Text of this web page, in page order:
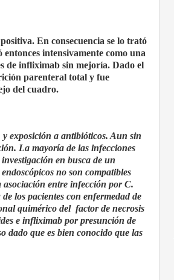
En consecuencia se lo trató
intensivamente como una
de infliximab sin mejoría. Dado el
parenteral total y fue
del cuadro.
exposición a antibióticos. Aun sin
La mayoría de las infecciones
en busca de un
no son compatibles
entre infección por C.
los pacientes con enfermedad de
quimérico del factor de necrosis
e infliximab por presunción de
dado que es bien conocido que las